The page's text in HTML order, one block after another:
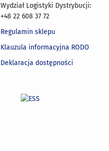
Wydział Logistyki Dystrybucji:
+48 22 608 37 72
Regulamin sklepu
Klauzula informacyjna RODO
Deklaracja dostępności